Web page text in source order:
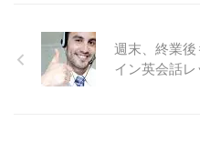
週末、終業
イン英会話レ